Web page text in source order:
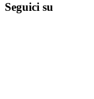
Seguici su